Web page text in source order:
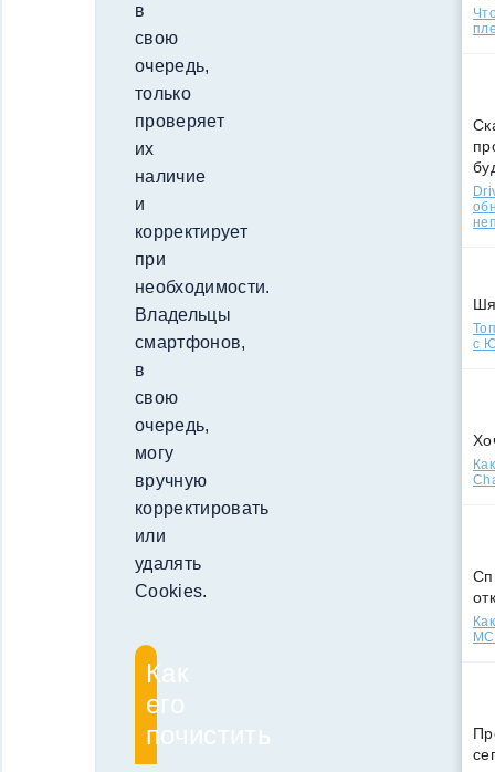
в
свою
очередь,
только
проверяет
их
наличие
и
корректирует
при
необходимости.
Владельцы
смартфонов,
в
свою
очередь,
могу
вручную
корректировать
или
удалять
Cookies.
Как
его
почистить
с